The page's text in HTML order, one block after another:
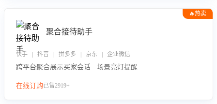
🔥热卖
聚合接待助手
快手 | 抖音 | 拼多多 | 京东 | 企业微信
跨平台聚合展示买家会话 · 场景亮灯提醒
在线订购已售2919+